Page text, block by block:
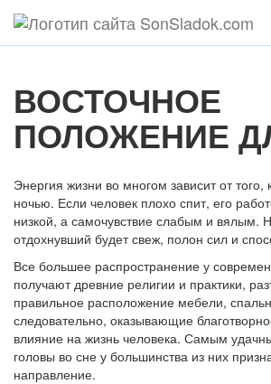
ВОСТОЧНОЕ
ПОЛОЖЕНИЕ
Энергия жизни во многом зависит от того,
ночью. Если человек плохо спит, его
низкой, а самочувствие слабым и вялым.
отдохнувший будет свеж, полон сил и
Все большее распространение у
получают древние религии и практики,
правильное расположение мебели,
следовательно, оказывающие
влияние на жизнь человека. Самым
головы во сне у большинства из них
направление.